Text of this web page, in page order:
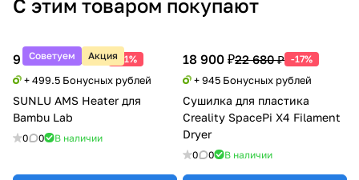
С этим товаром покупают
Советуем Акция
9 990 ₽20 388 ₽ -51%
+ 499.5 Бонусных рублей
SUNLU AMS Heater для
Bambu Lab
0 0 В наличии
18 900 ₽22 680 ₽ -17%
+ 945 Бонусных рублей
Сушилка для пластика
Creality SpacePi X4 Filament
Dryer
0 0 В наличии